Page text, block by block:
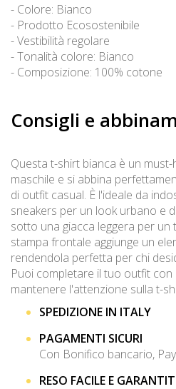
- Colore: Bianco
- Prodotto Ecosostenibile
- Vestibilità regolare
- Tonalità colore: Bianco
- Composizione: 100% cotone
Consigli e
Questa t-shirt bianca è un
maschile e si abbina
di outfit casual. È l'ideale da
sneakers per un look urbano e
sotto una giacca leggera per
stampa frontale aggiunge un
rendendola perfetta per chi
Puoi completare il tuo outfit
mantenere l'attenzione sulla t-
SPEDIZIONE IN ITALY
PAGAMENTI SICURI
Con Bonifico bancario,
RESO FACILE E